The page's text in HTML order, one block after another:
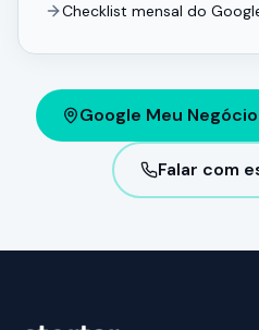
Checklist mensal do
Google Meu
Falar com